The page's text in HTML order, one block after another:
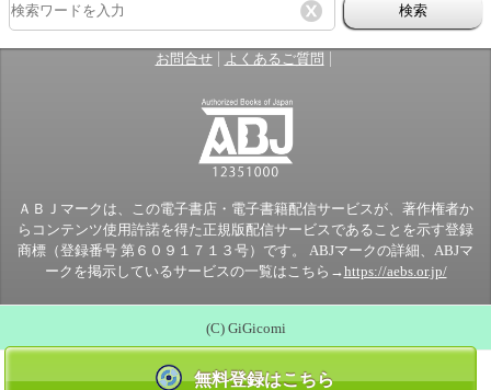
検索
お問合せ| よくあるご質問 |
ＡＢＪマークは、この電子書店・電子書籍配信サービスが、著作権者か
らコンテンツ使用許諾を得た正規版配信サービスであることを示す登録
商標（登録番号 第６０９１７１３号）です。 ABJマークの詳細、ABJマ
ークを掲示しているサービスの一覧はこちら→https://aebs.or.jp/
(C) GiGicomi
無料登録はこちら